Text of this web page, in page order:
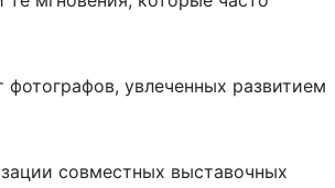
увлеченных развитием
совместных выставочных